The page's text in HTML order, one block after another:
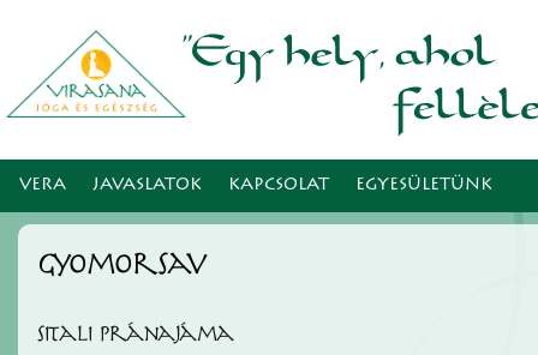
VERA JAVASLATOK KAPCSOLAT EGYESÜLETÜNK
gyomorsav
Sitali pránajáma